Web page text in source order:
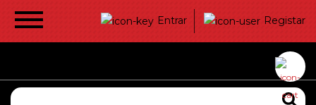
Entrar Registar